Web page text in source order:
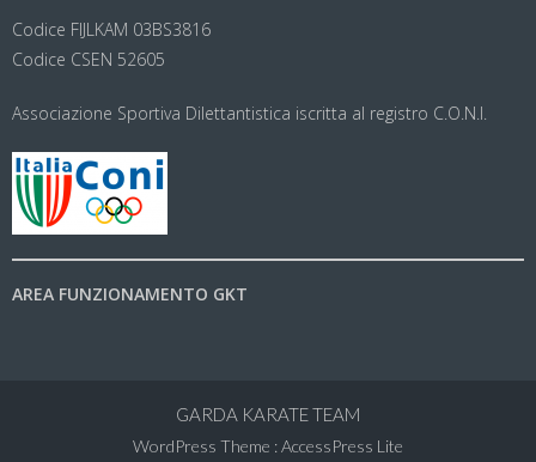
Codice FIJLKAM 03BS3816
Codice CSEN 52605
Associazione Sportiva Dilettantistica iscritta al registro C.O.N.I.
AREA FUNZIONAMENTO GKT
GARDA KARATE TEAM
WordPress Theme :AccessPress Lite